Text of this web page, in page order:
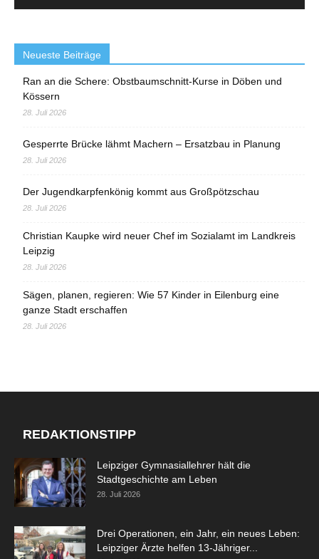
Neueste Beiträge
Ran an die Schere: Obstbaumschnitt-Kurse in Döben und
Kössern
28. Juli 2026
Gesperrte Brücke lähmt Machern – Ersatzbau in Planung
28. Juli 2026
Der Jugendkarpfenkönig kommt aus Großpötzschau
28. Juli 2026
Christian Kaupke wird neuer Chef im Sozialamt im Landkreis
Leipzig
28. Juli 2026
Sägen, planen, regieren: Wie 57 Kinder in Eilenburg eine
ganze Stadt erschaffen
28. Juli 2026
REDAKTIONSTIPP
Leipziger Gymnasiallehrer hält die
Stadtgeschichte am Leben
28. Juli 2026
Drei Operationen, ein Jahr, ein neues Leben:
Leipziger Ärzte helfen 13-Jähriger...